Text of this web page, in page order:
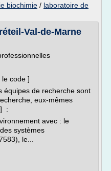
biochimie / laboratoire de
Val-de-Marne
code ]
équipes de recherche sont
eux-mêmes
:
avec : le
systèmes
le...